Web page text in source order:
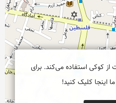
از کوکی استفاده می‌کند. برای
اینجا کلیک کنید!